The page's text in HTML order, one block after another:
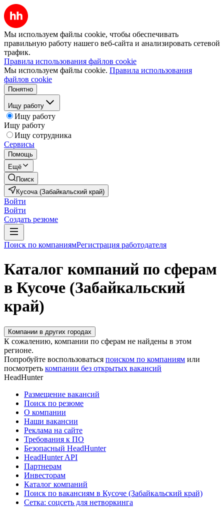
Мы используем файлы cookie, чтобы обеспечивать
правильную работу нашего веб-сайта и анализировать сетевой
трафик.
Правила использования файлов cookie
Мы используем файлы cookie. Правила использования
файлов cookie
Понятно
Ищу работу
Ищу работу
Ищу работу
Ищу сотрудника
Сервисы
Помощь
Ещё
Поиск
Кусоча (Забайкальский край)
Войти
Войти
Создать резюме
Поиск по компаниямРегистрация работодателя
Каталог компаний по сферам
в Кусоче (Забайкальский
край)
Компании в других городах
К сожалению, компании по сферам не найдены в этом
регионе.
Попробуйте воспользоваться поиском по компаниям или
посмотреть компании без открытых вакансий
HeadHunter
Размещение вакансий
Поиск по резюме
О компании
Наши вакансии
Реклама на сайте
Требования к ПО
Безопасный HeadHunter
HeadHunter API
Партнерам
Инвесторам
Каталог компаний
Поиск по вакансиям в Кусоче (Забайкальский край)
Сетка: соцсеть для нетворкинга